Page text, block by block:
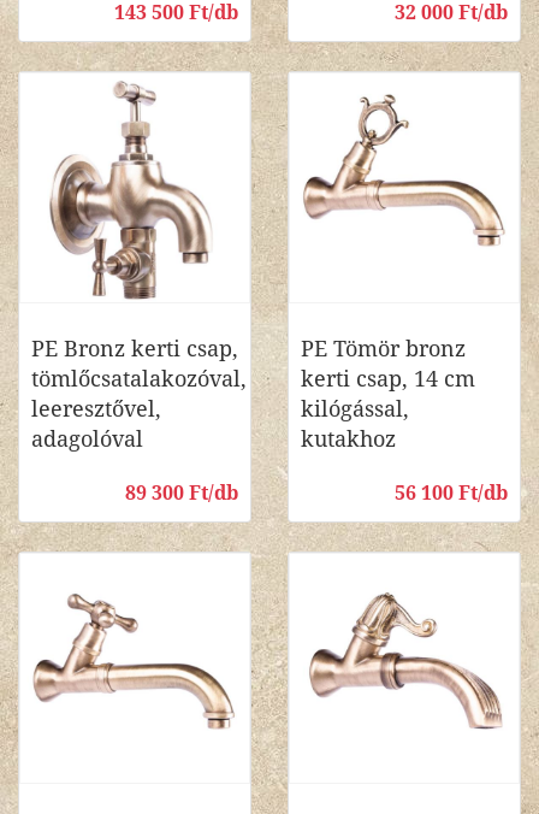
143 500 Ft/db 32 000 Ft/db
PE Bronz kerti csap,
tömlőcsatalakozóval,
leeresztővel,
adagolóval
89 300 Ft/db
PE Tömör bronz
kerti csap, 14 cm
kilógással,
kutakhoz
56 100 Ft/db